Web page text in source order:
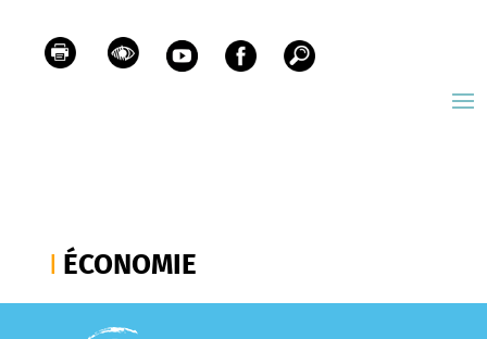
ÉCONOMIE